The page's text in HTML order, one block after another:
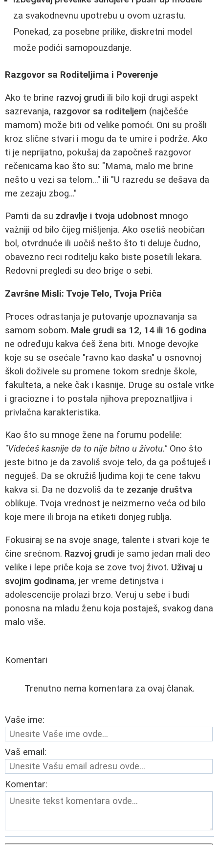
za svakodnevnu upotrebu u ovom uzrastu.
Ponekad, za posebne prilike, diskretni model
može podići samopouzdanje.
Razgovor sa Roditeljima i Poverenje
Ako te brine razvoj grudi ili bilo koji drugi aspekt
sazrevanja, razgovor sa roditeljem (najčešće
mamom) može biti od velike pomoći. Oni su prošli
kroz slične stvari i mogu da te umire i podrže. Ako
ti je neprijatno, pokušaj da započneš razgovor
rečenicama kao što su: "Mama, malo me brine
nešto u vezi sa telom..." ili "U razredu se dešava da
me zezaju zbog..."
Pamti da su zdravlje i tvoja udobnost mnogo
važniji od bilo čijeg mišljenja. Ako osetiš neobičan
bol, otvrdnuće ili uočiš nešto što ti deluje čudno,
obavezno reci roditelju kako biste posetili lekara.
Redovni pregledi su deo brige o sebi.
Završne Misli: Tvoje Telo, Tvoja Priča
Proces odrastanja je putovanje upoznavanja sa
samom sobom. Male grudi sa 12, 14 ili 16 godina
ne određuju kakva ćeš žena biti. Mnoge devojke
koje su se osećale "ravno kao daska" u osnovnoj
školi doživele su promene tokom srednje škole,
fakulteta, a neke čak i kasnije. Druge su ostale vitke
i graciozne i to postala njihova prepoznatljiva i
privlačna karakteristika.
Kao što su mnoge žene na forumu podelile:
"Videćeš kasnije da to nije bitno u životu." Ono što
jeste bitno je da zavoliš svoje telo, da ga poštuješ i
neguješ. Da se okružiš ljudima koji te cene takvu
kakva si. Da ne dozvoliš da te zezanje društva
oblikuje. Tvoja vrednost je neizmerno veća od bilo
koje mere ili broja na etiketi donjeg rublja.
Fokusiraj se na svoje snage, talente i stvari koje te
čine srećnom. Razvoj grudi je samo jedan mali deo
velike i lepe priče koja se zove tvoj život. Uživaj u
svojim godinama, jer vreme detinjstva i
adolescencije prolazi brzo. Veruj u sebe i budi
ponosna na mladu ženu koja postaješ, svakog dana
malo više.
Komentari
Trenutno nema komentara za ovaj članak.
Vaše ime:
Vaš email:
Komentar: